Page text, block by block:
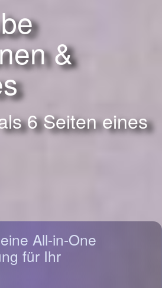
&
6 Seiten eines
All-in-One
für Ihr